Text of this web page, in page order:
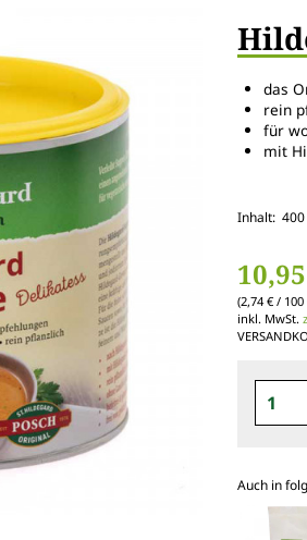
das
rein
für
mit
Inhalt: 400
(2,74 € /
inkl. MwSt.
Auch in